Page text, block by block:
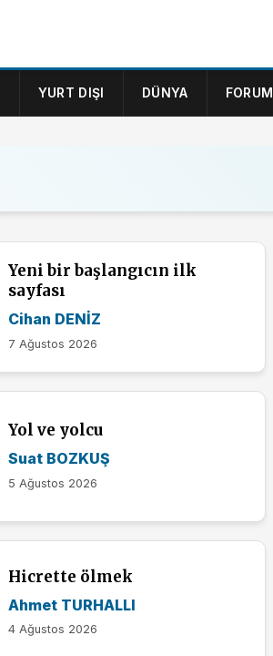
YURT DIŞI DÜNYA FORUM
Yeni bir başlangıcın ilk
sayfası
Cihan DENİZ
7 Ağustos 2026
Yol ve yolcu
Suat BOZKUŞ
5 Ağustos 2026
Hicrette ölmek
Ahmet TURHALLI
4 Ağustos 2026